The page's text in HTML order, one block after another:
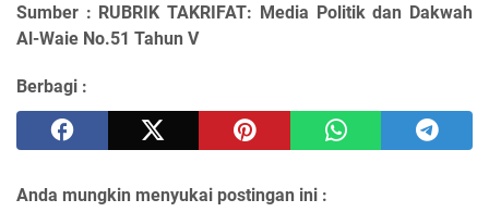
Sumber : RUBRIK TAKRIFAT: Media Politik dan Dakwah
Al-Waie No.51 Tahun V
Berbagi :
Anda mungkin menyukai postingan ini :